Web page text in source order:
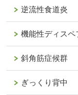
逆流性食道炎
機能性ディスペ
斜角筋症候群
ぎっくり背中